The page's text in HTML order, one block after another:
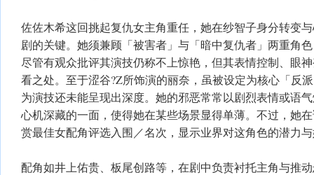
佐佐木希这回挑起复仇女主角重任，她在纱智子身分转变
剧的关键。她须兼顾「被害者」与「暗中复仇者」两重角
尽管有观众批评其演技仍称不上惊艳，但其表情控制、眼
看之处。至于涩谷?Z所饰演的丽奈，虽被设定为核心「反
为演技还未能呈现出深度。她的邪恶常常以剧烈表情或语
心机深藏的一面，使得她在某些场景显得单薄。不过，她
赏最佳女配角评选入围／名次，显示业界对这角色的潜力
配角如井上佑贵、板尾创路等，在剧中负责衬托主角与推